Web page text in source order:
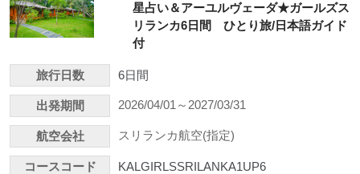
星占い＆アーユルヴェーダ★ガールズス
リランカ6日間 ひとり旅/日本語ガイド
付
旅行日数 6日間
出発期間 2026/04/01～2027/03/31
航空会社 スリランカ航空(指定)
コースコード KALGIRLSSRILANKA1UP6